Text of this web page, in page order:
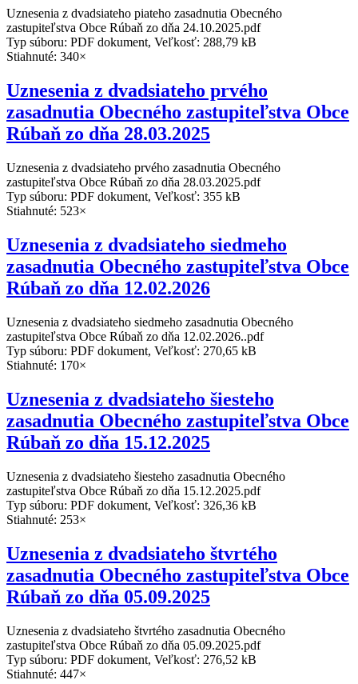
Uznesenia z dvadsiateho piateho zasadnutia Obecného
zastupiteľstva Obce Rúbaň zo dňa 24.10.2025.pdf
Typ súboru: PDF dokument, Veľkosť: 288,79 kB
Stiahnuté: 340×
Uznesenia z dvadsiateho prvého
zasadnutia Obecného zastupiteľstva Obce
Rúbaň zo dňa 28.03.2025
Uznesenia z dvadsiateho prvého zasadnutia Obecného
zastupiteľstva Obce Rúbaň zo dňa 28.03.2025.pdf
Typ súboru: PDF dokument, Veľkosť: 355 kB
Stiahnuté: 523×
Uznesenia z dvadsiateho siedmeho
zasadnutia Obecného zastupiteľstva Obce
Rúbaň zo dňa 12.02.2026
Uznesenia z dvadsiateho siedmeho zasadnutia Obecného
zastupiteľstva Obce Rúbaň zo dňa 12.02.2026..pdf
Typ súboru: PDF dokument, Veľkosť: 270,65 kB
Stiahnuté: 170×
Uznesenia z dvadsiateho šiesteho
zasadnutia Obecného zastupiteľstva Obce
Rúbaň zo dňa 15.12.2025
Uznesenia z dvadsiateho šiesteho zasadnutia Obecného
zastupiteľstva Obce Rúbaň zo dňa 15.12.2025.pdf
Typ súboru: PDF dokument, Veľkosť: 326,36 kB
Stiahnuté: 253×
Uznesenia z dvadsiateho štvrtého
zasadnutia Obecného zastupiteľstva Obce
Rúbaň zo dňa 05.09.2025
Uznesenia z dvadsiateho štvrtého zasadnutia Obecného
zastupiteľstva Obce Rúbaň zo dňa 05.09.2025.pdf
Typ súboru: PDF dokument, Veľkosť: 276,52 kB
Stiahnuté: 447×